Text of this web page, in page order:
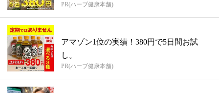
PR(ハーブ健康本舗)
アマゾン1位の実績！380円で5日間お試
し。
PR(ハーブ健康本舗)